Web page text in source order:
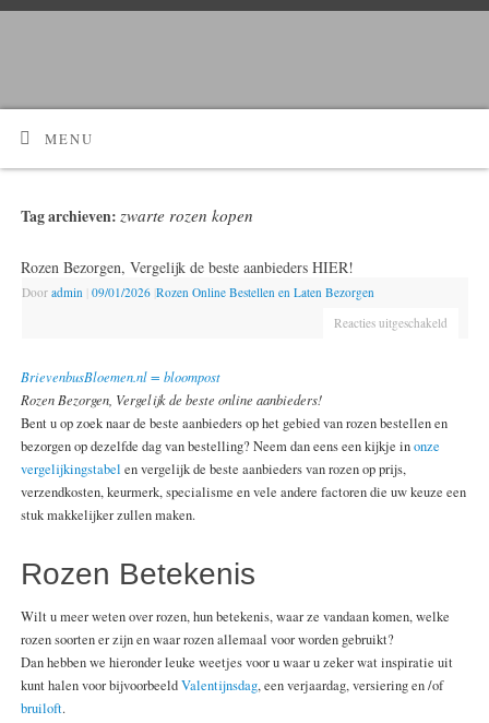
Voordelig bloemen bestellen en laten bezorgen? Kijk Hier!
MENU
Tag archieven: zwarte rozen kopen
Rozen Bezorgen, Vergelijk de beste aanbieders HIER!
Door admin 09/01/2026 Rozen Online Bestellen en Laten Bezorgen
Reacties uitgeschakeld
BrievenbusBloemen.nl = bloompost
Rozen Bezorgen, Vergelijk de beste online aanbieders!
Bent u op zoek naar de beste aanbieders op het gebied van rozen bestellen en
bezorgen op dezelfde dag van bestelling? Neem dan eens een kijkje inonze
vergelijkingstabel en vergelijk de beste aanbieders van rozen op prijs,
verzendkosten, keurmerk, specialisme en vele andere factoren die uw keuze een
stuk makkelijker zullen maken.
Rozen Betekenis
Wilt u meer weten over rozen, hun betekenis, waar ze vandaan komen, welke
rozen soorten er zijn en waar rozen allemaal voor worden gebruikt?
Dan hebben we hieronder leuke weetjes voor u waar u zeker wat inspiratie uit
kunt halen voor bijvoorbeeldValentijnsdag, een verjaardag, versiering en /of
bruiloft.